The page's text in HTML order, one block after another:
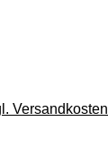
Versandkosten